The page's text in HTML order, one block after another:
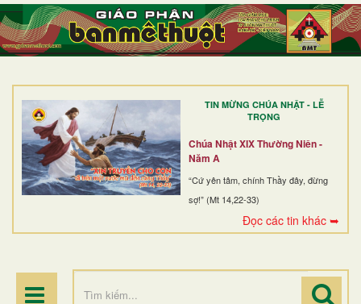
TIN MỪNG CHÚA NHẬT - LỄ
TRỌNG
Chúa Nhật XIX Thường Niên -
Năm A
“Cứ yên tâm, chính Thầy đây, đừng
sợ!” (Mt 14,22-33)
Đọc các tin khác ➥
TRANG NHẤT
GIỚI THIỆU
DÒNG TU
BAN MỤC VỤ
ĐOÀN THỂ CG
ĐIỂM HÀNH HƯƠNG